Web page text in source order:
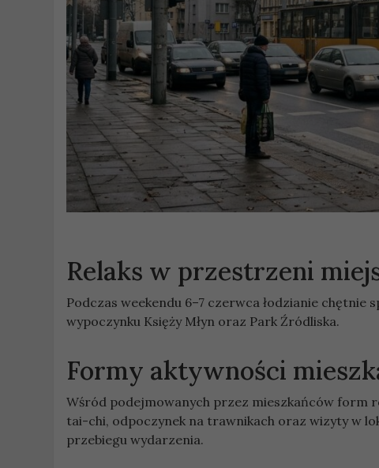
Relaks w przestrzeni
Podczas weekendu 6–7 czerwca łodzianie
wypoczynku Księży Młyn oraz Park Źródliska.
Formy aktywności
Wśród podejmowanych przez mieszkańców form
tai-chi, odpoczynek na trawnikach oraz wizyty w
przebiegu wydarzenia.